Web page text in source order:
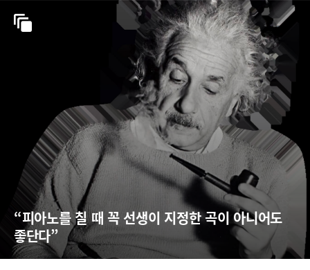
“피아노를 칠 때 꼭 선생이 지정한 곡이 아니어도
좋단다”